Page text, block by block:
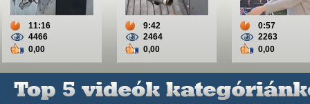
11:16
4466
0,00
9:42
2464
0,00
0:57
2263
0,00